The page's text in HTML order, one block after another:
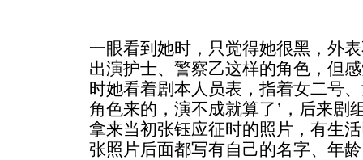
一眼看到她时，只觉得她很黑，外
出演护士、警察乙这样的角色，但
时她看着剧本人员表，指着女二号
角色来的，演不成就算了’，后来剧
拿来当初张钰应征时的照片，有生
张照片后面都写有自己的名字、年